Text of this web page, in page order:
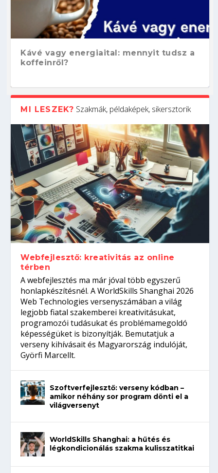
Kávé vagy energiaital: mennyit tudsz a
koffeinről?
Hogyan készíts ATS-barát önéletrajzot?
Így növelheted az esélyedet az
állásinterjúra...
Kitalálod, mire használják ezeket a
gépeket?
Nem sikerült az egyetemi felvételi?
Tanulj szakmát!
Szoftverfejlesztő: verseny kódban –
amikor néhány sor program dönti el a
világversenyt...
MI LESZEK? Szakmák, példaképek, sikersztorik
Webfejlesztő: kreativitás az online
térben
A webfejlesztés ma már jóval több egyszerű
honlapkészítésnél. A WorldSkills Shanghai 2026
Web Technologies versenyszámában a világ
legjobb fiatal szakemberei kreativitásukat,
programozói tudásukat és problémamegoldó
képességüket is bizonyítják. Bemutatjuk a
verseny kihívásait és Magyarország indulóját,
Györfi Marcellt.
Szoftverfejlesztő: verseny kódban –
amikor néhány sor program dönti el a
világversenyt
WorldSkills Shanghai: a hűtés és
légkondicionálás szakma kulisszatitkai